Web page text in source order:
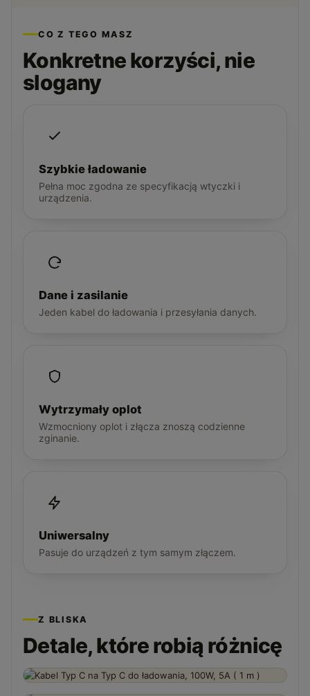
CO Z TEGO MASZ
Konkretne korzyści, nie
slogany
Szybkie ładowanie
Pełna moc zgodna ze specyfikacją wtyczki i
urządzenia.
Dane i zasilanie
Jeden kabel do ładowania i przesyłania danych.
Wytrzymały oplot
Wzmocniony oplot i złącza znoszą codzienne
zginanie.
Uniwersalny
Pasuje do urządzeń z tym samym złączem.
Z BLISKA
Detale, które robią różnicę